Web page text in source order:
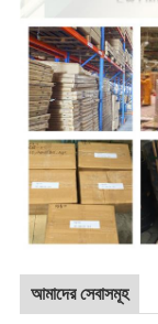
আমাদের সেবাসমূহ